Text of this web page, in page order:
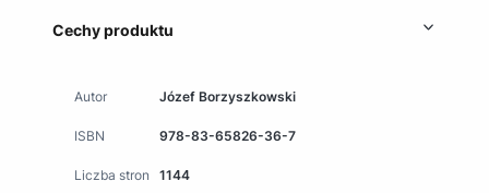
Cechy produktu
Autor Józef Borzyszkowski
ISBN 978-83-65826-36-7
Liczba stron 1144